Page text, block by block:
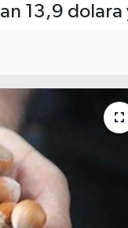
13,9 dolara